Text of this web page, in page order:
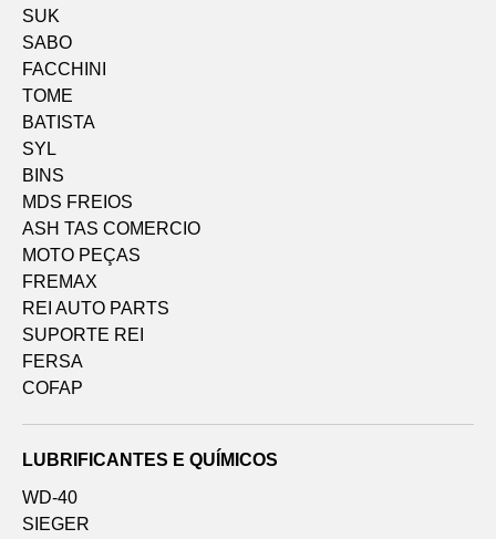
SUK
SABO
FACCHINI
TOME
BATISTA
SYL
BINS
MDS FREIOS
ASH TAS COMERCIO
MOTO PEÇAS
FREMAX
REI AUTO PARTS
SUPORTE REI
FERSA
COFAP
LUBRIFICANTES E QUÍMICOS
WD-40
SIEGER